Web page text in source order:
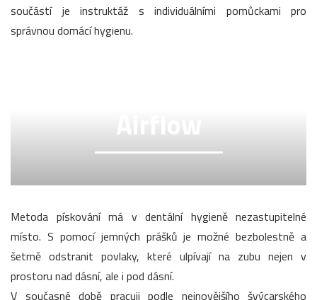
součástí je instruktáž s individuálními pomůckami pro
správnou domácí hygienu.
Airflow
Metoda pískování má v dentální hygieně nezastupitelné
místo. S pomocí jemných prášků je možné bezbolestně a
šetrně odstranit povlaky, které ulpívají na zubu nejen v
prostoru nad dásní, ale i pod dásní.
V současné době pracuji podle nejnovějšího švýcarského